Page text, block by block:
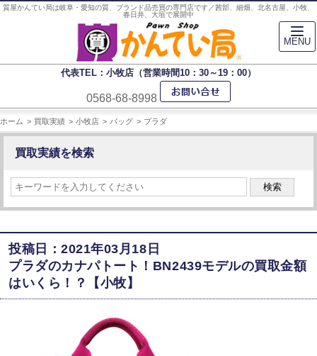
質屋かんてい局は岐阜・愛知の質、ブランド品売買の専門店です／茜部、細畑、北名古屋、小牧、
春日井、大垣で展開中
代表TEL：小牧店（営業時間10：30～19：00）
0568-68-8998
ホーム 買取実績 小牧店 バッグ プラダ
買取実績を検索
検索
投稿日：2021年03月18日
プラダのカナパトート！BN2439モデルの買取金額
はいくら！？【小牧】
MENU